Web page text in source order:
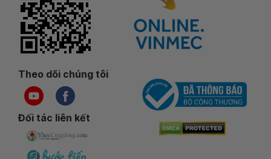
Theo dõi chúng tôi
Đối tác liên kết